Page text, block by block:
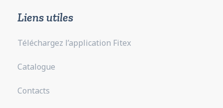
Liens utiles
Téléchargez l’application Fitex
Catalogue
Contacts